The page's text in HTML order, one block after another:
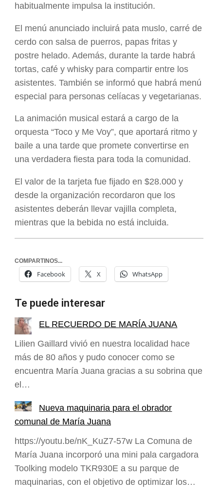
habitualmente impulsa la institución.
El menú anunciado incluirá pata muslo, carré de
cerdo con salsa de puerros, papas fritas y
postre helado. Además, durante la tarde habrá
tortas, café y whisky para compartir entre los
asistentes. También se informó que habrá menú
especial para personas celíacas y vegetarianas.
La animación musical estará a cargo de la
orquesta “Toco y Me Voy”, que aportará ritmo y
baile a una tarde que promete convertirse en
una verdadera fiesta para toda la comunidad.
El valor de la tarjeta fue fijado en $28.000 y
desde la organización recordaron que los
asistentes deberán llevar vajilla completa,
mientras que la bebida no está incluida.
COMPARTINOS...
Facebook X WhatsApp
Te puede interesar
EL RECUERDO DE MARÍA JUANA
Lilien Gaillard vivió en nuestra localidad hace
más de 80 años y pudo conocer como se
encuentra María Juana gracias a su sobrina que
el…
Nueva maquinaria para el obrador
comunal de María Juana
https://youtu.be/nK_KuZ7-57w La Comuna de
María Juana incorporó una mini pala cargadora
Toolking modelo TKR930E a su parque de
maquinarias, con el objetivo de optimizar los…